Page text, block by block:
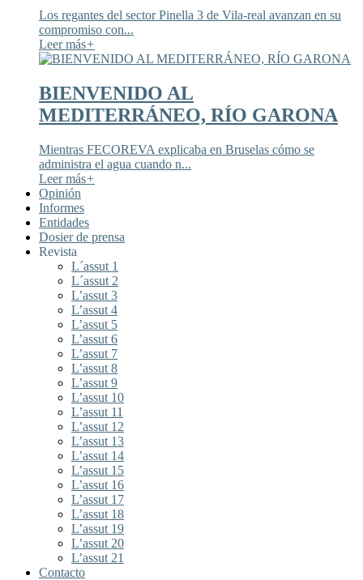
Los regantes del sector Pinella 3 de Vila-real avanzan en su
compromiso con...
Leer más+
BIENVENIDO AL
MEDITERRÁNEO, RÍO GARONA
Mientras FECOREVA explicaba en Bruselas cómo se
administra el agua cuando n...
Leer más+
Opinión
Informes
Entidades
Dosier de prensa
Revista
L´assut 1
L´assut 2
L’assut 3
L’assut 4
L’assut 5
L’assut 6
L’assut 7
L’assut 8
L’assut 9
L’assut 10
L’assut 11
L’assut 12
L’assut 13
L’assut 14
L’assut 15
L’assut 16
L’assut 17
L’assut 18
L’assut 19
L’assut 20
L’assut 21
Contacto